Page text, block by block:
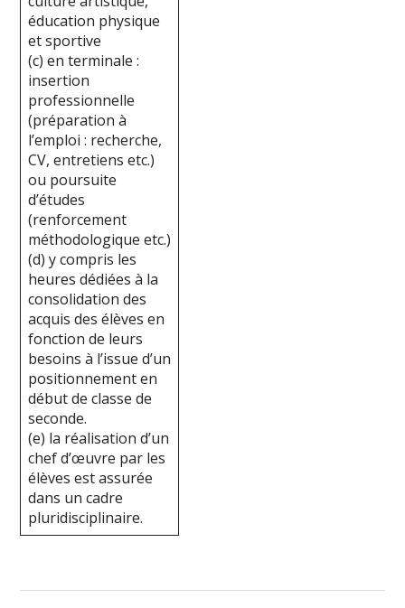
éducation physique
et sportive
(c) en terminale :
insertion
professionnelle
(préparation à
l’emploi : recherche,
CV, entretiens etc.)
ou poursuite
d’études
(renforcement
méthodologique etc.)
(d) y compris les
heures dédiées à la
consolidation des
acquis des élèves en
fonction de leurs
besoins à l’issue d’un
positionnement en
début de classe de
seconde.
(e) la réalisation d’un
chef d’œuvre par les
élèves est assurée
dans un cadre
pluridisciplinaire.